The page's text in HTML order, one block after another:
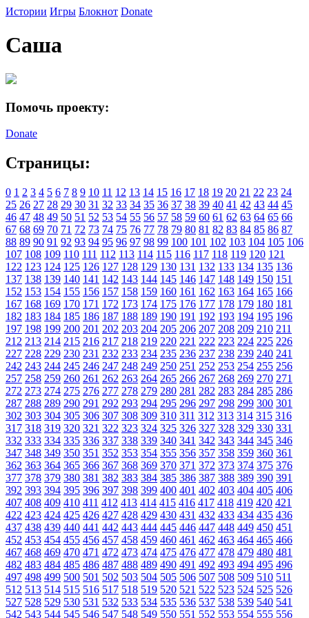
Истории Игры Блокнот Donate
Саша
Помочь проекту:
Donate
Страницы:
0 1 2 3 4 5 6 7 8 9 10 11 12 13 14 15 16 17 18 19 20 21 22 23 24
25 26 27 28 29 30 31 32 33 34 35 36 37 38 39 40 41 42 43 44 45
46 47 48 49 50 51 52 53 54 55 56 57 58 59 60 61 62 63 64 65 66
67 68 69 70 71 72 73 74 75 76 77 78 79 80 81 82 83 84 85 86 87
88 89 90 91 92 93 94 95 96 97 98 99 100 101 102 103 104 105 106
107 108 109 110 111 112 113 114 115 116 117 118 119 120 121
122 123 124 125 126 127 128 129 130 131 132 133 134 135 136
137 138 139 140 141 142 143 144 145 146 147 148 149 150 151
152 153 154 155 156 157 158 159 160 161 162 163 164 165 166
167 168 169 170 171 172 173 174 175 176 177 178 179 180 181
182 183 184 185 186 187 188 189 190 191 192 193 194 195 196
197 198 199 200 201 202 203 204 205 206 207 208 209 210 211
212 213 214 215 216 217 218 219 220 221 222 223 224 225 226
227 228 229 230 231 232 233 234 235 236 237 238 239 240 241
242 243 244 245 246 247 248 249 250 251 252 253 254 255 256
257 258 259 260 261 262 263 264 265 266 267 268 269 270 271
272 273 274 275 276 277 278 279 280 281 282 283 284 285 286
287 288 289 290 291 292 293 294 295 296 297 298 299 300 301
302 303 304 305 306 307 308 309 310 311 312 313 314 315 316
317 318 319 320 321 322 323 324 325 326 327 328 329 330 331
332 333 334 335 336 337 338 339 340 341 342 343 344 345 346
347 348 349 350 351 352 353 354 355 356 357 358 359 360 361
362 363 364 365 366 367 368 369 370 371 372 373 374 375 376
377 378 379 380 381 382 383 384 385 386 387 388 389 390 391
392 393 394 395 396 397 398 399 400 401 402 403 404 405 406
407 408 409 410 411 412 413 414 415 416 417 418 419 420 421
422 423 424 425 426 427 428 429 430 431 432 433 434 435 436
437 438 439 440 441 442 443 444 445 446 447 448 449 450 451
452 453 454 455 456 457 458 459 460 461 462 463 464 465 466
467 468 469 470 471 472 473 474 475 476 477 478 479 480 481
482 483 484 485 486 487 488 489 490 491 492 493 494 495 496
497 498 499 500 501 502 503 504 505 506 507 508 509 510 511
512 513 514 515 516 517 518 519 520 521 522 523 524 525 526
527 528 529 530 531 532 533 534 535 536 537 538 539 540 541
542 543 544 545 546 547 548 549 550 551 552 553 554 555 556